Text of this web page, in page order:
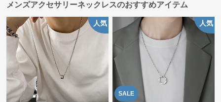
メンズアクセサリーネックレスのおすすめアイテム
人気
SALE
人気